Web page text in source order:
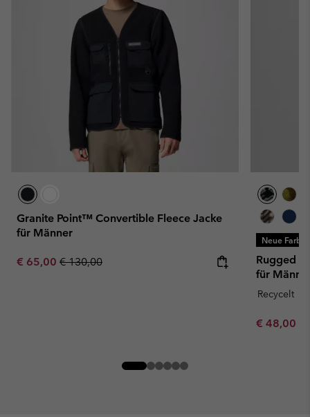
Granite Point™ Convertible Fleece Jacke
für Männer
Sale price:
€ 65,00 Regular price:
€ 130,00
Neue
Rugged
für
Recycelt
Minimum
€ 48,00